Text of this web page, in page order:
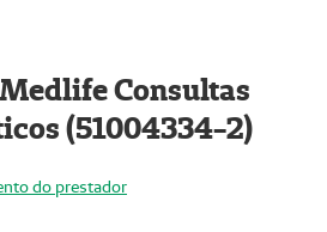
Consultas
(51004334-2)
do prestador